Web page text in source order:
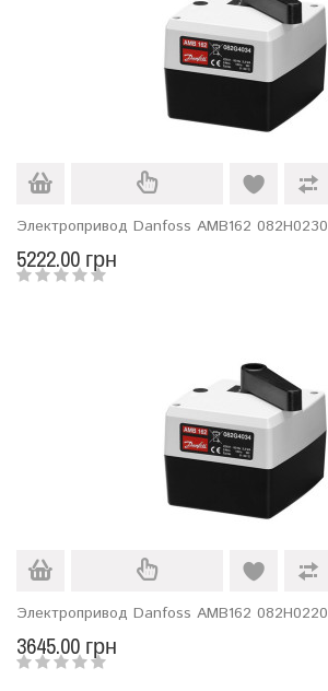
Электропривод Danfoss AMB162 082H0230
5222.00 грн
Электропривод Danfoss AMB162 082Н0220
3645.00 грн